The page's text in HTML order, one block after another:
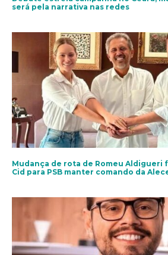
será pela narrativa nas redes
Mudança de rota de Romeu Aldigueri
Cid para PSB manter comando da